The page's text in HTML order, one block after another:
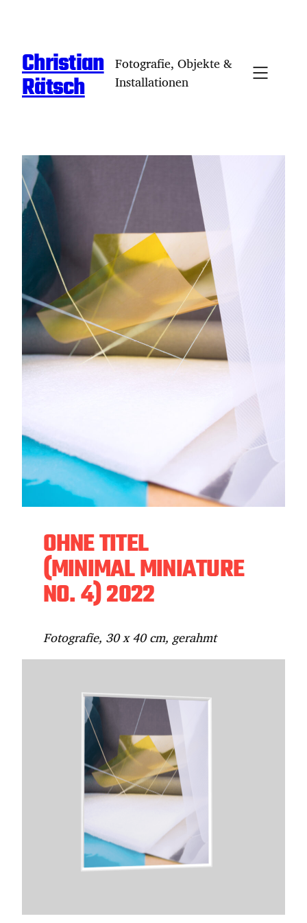
springen
Christian
Rätsch
Fotografie, Objekte &
Installationen
OHNE TITEL
(MINIMAL MINIATURE
NO. 4) 2022
Fotografie, 30 x 40 cm, gerahmt